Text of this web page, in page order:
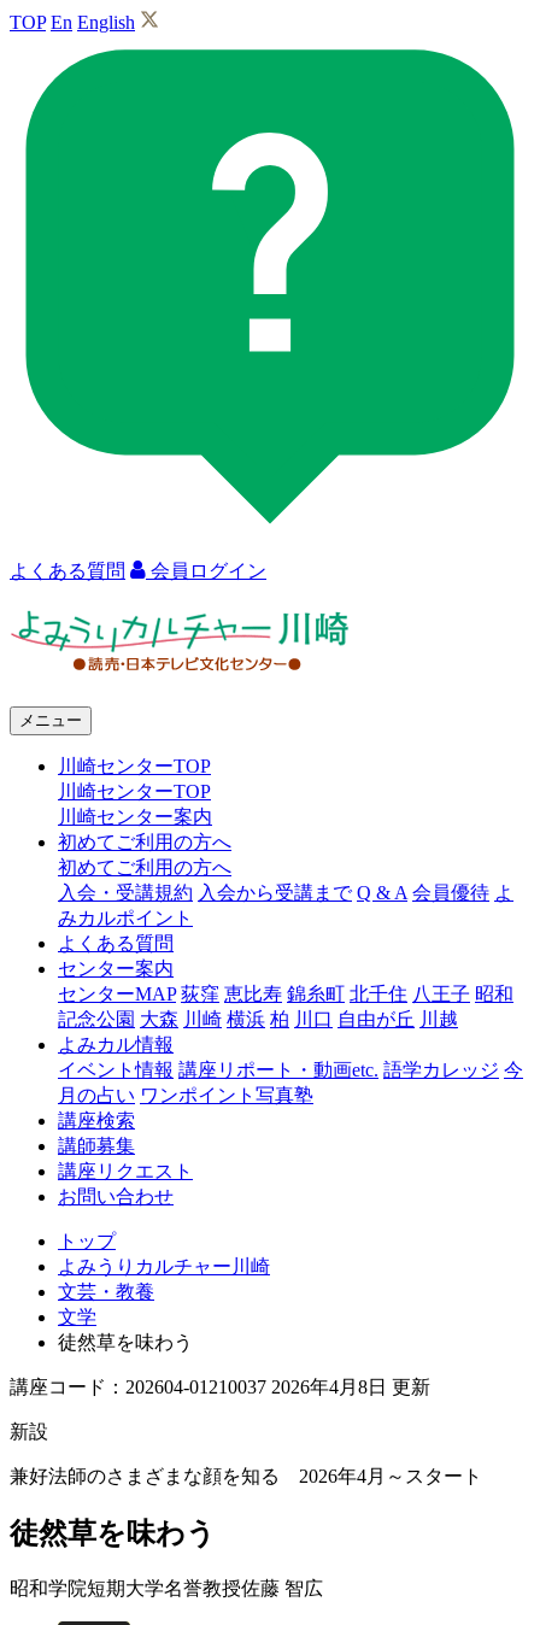
TOP En English
よくある質問 会員ログイン
ャ
崎
メニュー
川崎センターTOP
川崎センターTOP
川崎センター案内
初めてご利用の方へ
初めてご利用の方へ
入会・受講規約 入会から受講まで Q & A 会員優待 よ
みカルポイント
よくある質問
センター案内
センターMAP 荻窪 恵比寿 錦糸町 北千住 八王子 昭和
記念公園 大森 川崎 横浜 柏 川口 自由が丘 川越
よみカル情報
イベント情報 講座リポート・動画etc. 語学カレッジ 今
月の占い ワンポイント写真塾
講座検索
講師募集
講座リクエスト
お問い合わせ
トップ
よみうりカルチャー川崎
文芸・教養
文学
徒然草を味わう
講座コード：202604-01210037 2026年4月8日 更新
新設
兼好法師のさまざまな顔を知る 2026年4月～スタート
徒然草を味わう
昭和学院短期大学名誉教授佐藤 智広